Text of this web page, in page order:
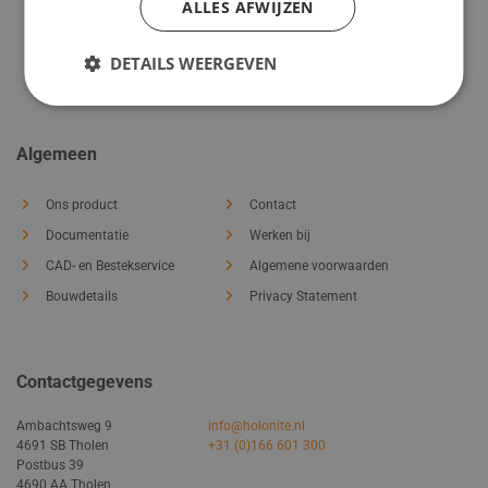
Algemeen
Ons product
Documentatie
CAD- en Bestekservice
Bouwdetails
Contact
Werken bij
Algemene voorwaarden
Privacy Statement
Contactgegevens
Ambachtsweg 9
4691 SB Tholen
Postbus 39
4690 AA Tholen
info@holonite.nl
+31 (0)166 601 300
ALLES AFWIJZEN
DETAILS WEERGEVEN